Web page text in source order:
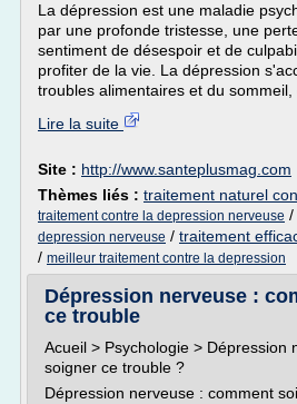
La dépression est une maladie
par une profonde tristesse, une
sentiment de désespoir et de
profiter de la vie. La dépression
troubles alimentaires et du sommeil,
Lire la suite
Site : http://www.santeplusmag.com
Thèmes liés : traitement naturel
traitement contre la depression nerveuse /
depression nerveuse / traitement
/ meilleur traitement contre la depression
Dépression nerveuse :
ce trouble
Acueil > Psychologie > Dépression
soigner ce trouble ?
Dépression nerveuse : comment